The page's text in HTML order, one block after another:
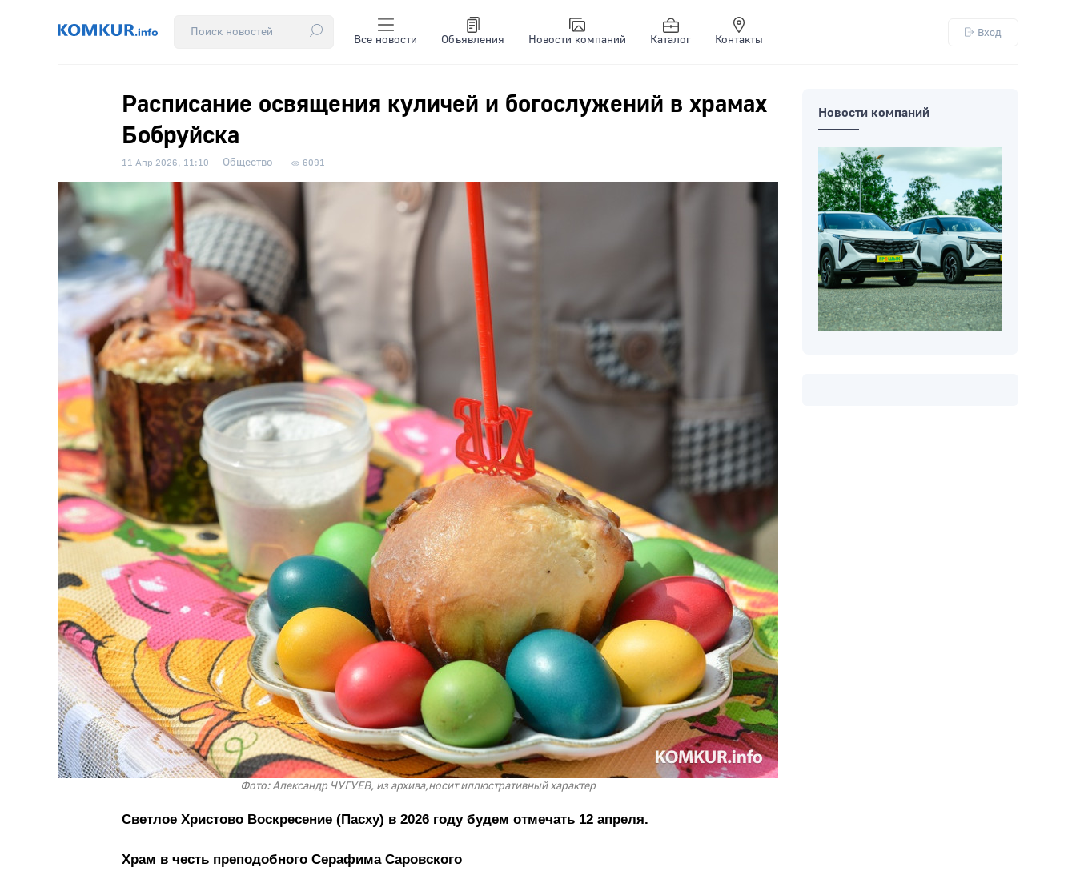
Все новости Объявления Новости компаний Каталог Контакты
Вход
Расписание освящения куличей и богослужений в храмах
Бобруйска
11 Апр 2026, 11:10 Общество 6091
Фото: Александр ЧУГУЕВ, из архива,носит иллюстративный характер
Светлое Христово Воскресение (Пасху) в 2026 году будем отмечать 12 апреля.
Храм в честь преподобного Серафима Саровского
Новости компаний